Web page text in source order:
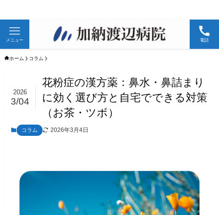
電話
メニュー
ホーム コラム
花粉症の漢方薬：鼻水・鼻詰まり
に効く選び方と自宅でできる対策
（お茶・ツボ）
2026
3/04
コラム 2026年3月4日